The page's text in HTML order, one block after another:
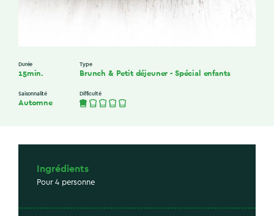
Durée
15min.
Type
Brunch & Petit déjeuner - Spécial enfants
Saisonnalité
Automne
Difficulté
Ingrédients
Pour 4 personne